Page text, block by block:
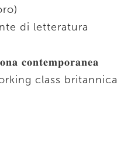
di letteratura
𝐜𝐨𝐧𝐭𝐞𝐦𝐩𝐨𝐫𝐚𝐧𝐞𝐚
class britannica